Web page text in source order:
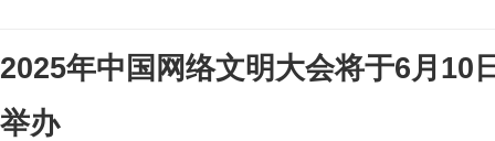
2025年中国网络文明大会将于6月10
举办